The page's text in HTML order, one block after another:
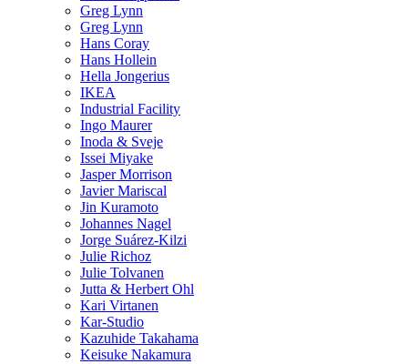
Greg Lynn
Greg Lynn
Hans Coray
Hans Hollein
Hella Jongerius
IKEA
Industrial Facility
Ingo Maurer
Inoda & Sveje
Issei Miyake
Jasper Morrison
Javier Mariscal
Jin Kuramoto
Johannes Nagel
Jorge Suárez-Kilzi
Julie Richoz
Julie Tolvanen
Jutta & Herbert Ohl
Kari Virtanen
Kar-Studio
Kazuhide Takahama
Keisuke Nakamura